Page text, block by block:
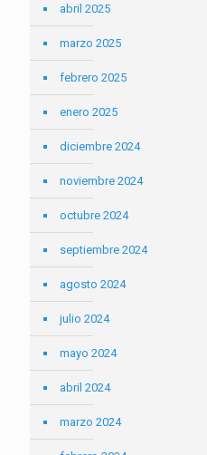
abril 2025
marzo 2025
febrero 2025
enero 2025
diciembre 2024
noviembre 2024
octubre 2024
septiembre 2024
agosto 2024
julio 2024
mayo 2024
abril 2024
marzo 2024